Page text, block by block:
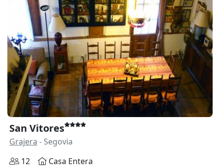
San Vitores
Grajera - Segovia
12
Casa Entera